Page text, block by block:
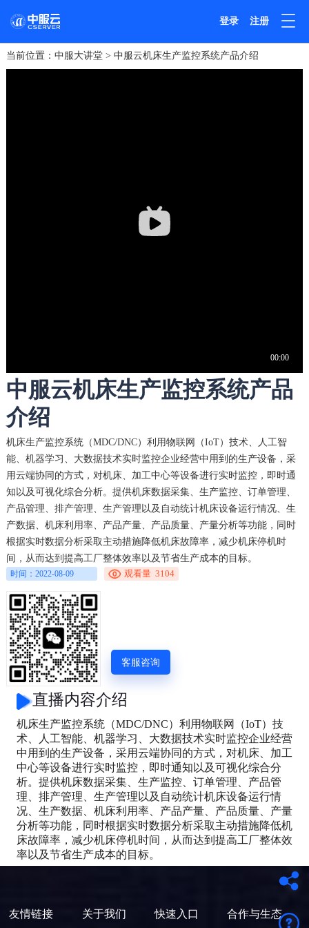
登录 注册
当前位置： 中服大讲堂> 中服云机床生产监控系统产品介绍
中服云机床生产监控系统产品
介绍
机床生产监控系统（MDC/DNC）利用物联网（IoT）技术、人工智
能、机器学习、大数据技术实时监控企业经营中用到的生产设备，采
用云端协同的方式，对机床、加工中心等设备进行实时监控，即时通
知以及可视化综合分析。提供机床数据采集、生产监控、订单管理、
产品管理、排产管理、生产管理以及自动统计机床设备运行情况、生
产数据、机床利用率、产品产量、产品质量、产量分析等功能，同时
根据实时数据分析采取主动措施降低机床故障率，减少机床停机时
间，从而达到提高工厂整体效率以及节省生产成本的目标。
时间：2022-08-09 观看量 3104
客服咨询
直播内容介绍
友情链接 关于我们 快速入口 合作与生态